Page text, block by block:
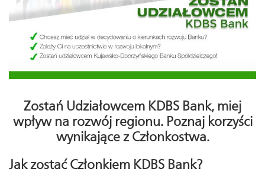
Zostań Udziałowcem KDBS Bank, miej
wpływ na rozwój regionu. Poznaj korzyści
wynikające z Członkostwa.
Jak zostać Członkiem KDBS Bank?